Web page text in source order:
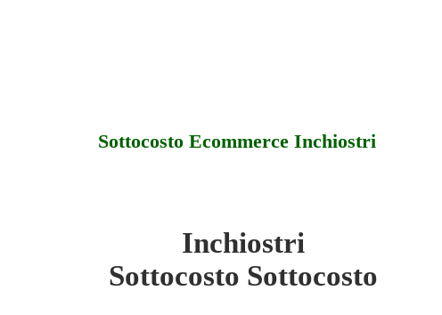
Sottocosto Ecommerce Inchiostri
Inchiostri
Sottocosto Sottocosto